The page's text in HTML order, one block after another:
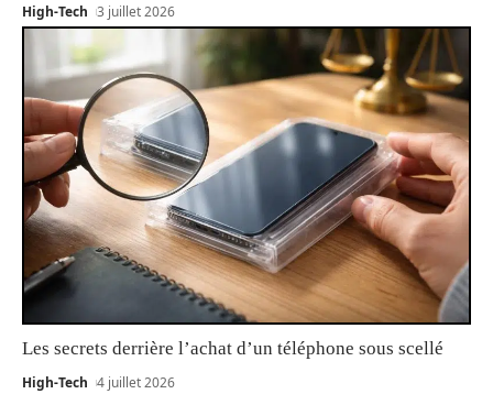
High-Tech 3 juillet 2026
Les secrets derrière l’achat d’un téléphone sous scellé
High-Tech 4 juillet 2026